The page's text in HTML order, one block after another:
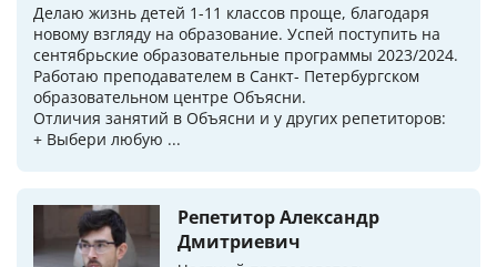
Делаю жизнь детей 1-11 классов проще, благодаря
новому взгляду на образование. Успей поступить на
сентябрьские образовательные программы 2023/2024.
Работаю преподавателем в Санкт- Петербургском
образовательном центре Объясни.
Отличия занятий в Объясни и у других репетиторов:
+ Выбери любую ...
Репетитор Александр
Дмитриевич